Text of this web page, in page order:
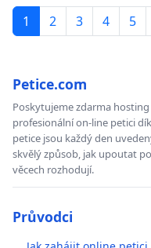
1 2 3 4 5
Petice.com
Poskytujeme zdarma
profesionální on-line petici
petice jsou každý den
skvělý způsob, jak upoutat
věcech rozhodují.
Průvodci